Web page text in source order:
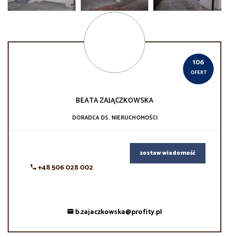
106
OFERT
BEATAZAJĄCZKOWSKA
DORADCA DS. NIERUCHOMOŚCI
+48 506 028 002
zostaw wiadomość
b.zajaczkowska@profity.pl